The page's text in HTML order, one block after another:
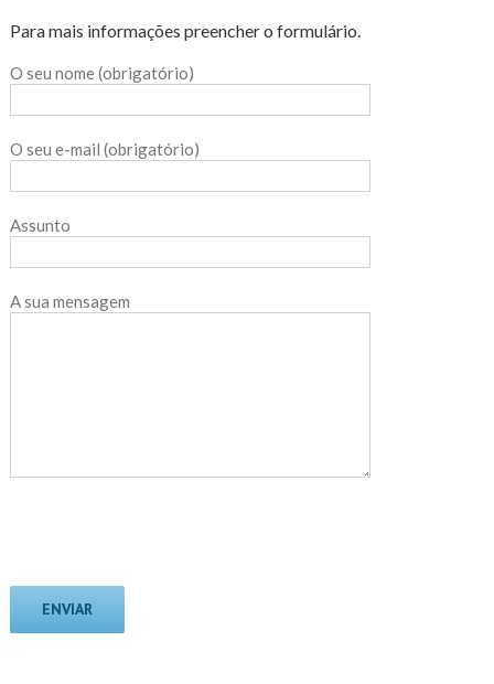
Para mais informações preencher o formulário.
O seu nome (obrigatório)
O seu e-mail (obrigatório)
Assunto
A sua mensagem